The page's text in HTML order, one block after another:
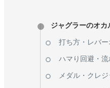
ジャグラーのオカ
打ち方・レバー
ハマり回避・流
メダル・クレジ